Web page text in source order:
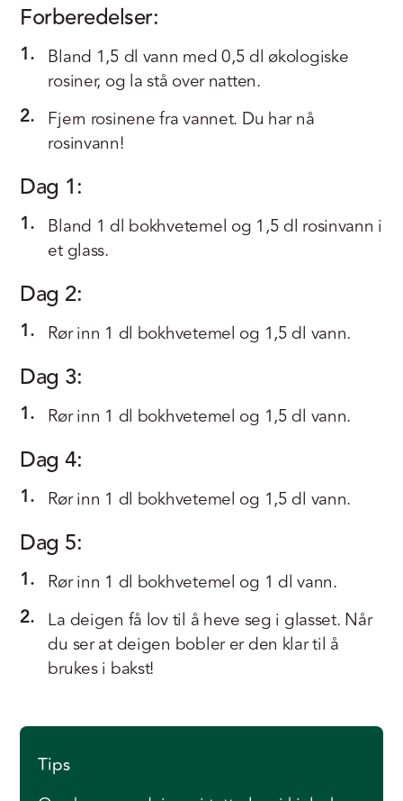
Forberedelser:
1. Bland 1,5 dl vann med 0,5 dl økologiske
rosiner, og la stå over natten.
2. Fjern rosinene fra vannet. Du har nå
rosinvann!
Dag 1:
1. Bland 1 dl bokhvetemel og 1,5 dl rosinvann i
et glass.
Dag 2:
1. Rør inn 1 dl bokhvetemel og 1,5 dl vann.
Dag 3:
1. Rør inn 1 dl bokhvetemel og 1,5 dl vann.
Dag 4:
1. Rør inn 1 dl bokhvetemel og 1,5 dl vann.
Dag 5:
1. Rør inn 1 dl bokhvetemel og 1 dl vann.
2. La deigen få lov til å heve seg i glasset. Når
du ser at deigen bobler er den klar til å
brukes i bakst!
Tips